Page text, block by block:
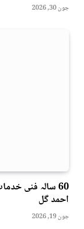
جون 30, 2026
60 سالہ فنی
احمد گل
جون 19, 2026